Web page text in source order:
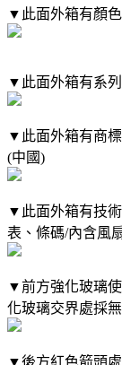
▼此面外箱有顏
▼此面外箱有系
▼此面外箱有商
(中國)
▼此面外箱有技
表、條碼/內含風
▼前方強化玻璃
化玻璃交界處採
▼後方紅色箭頭